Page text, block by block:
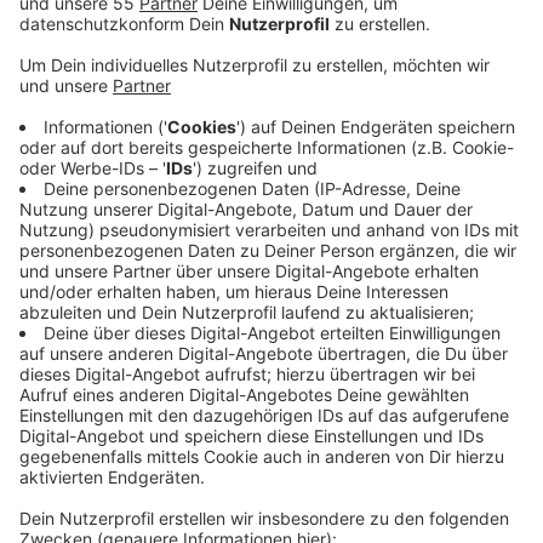
Anzeige
Die gemeinnützige Gesellschaft der Franziskanerinnen
zu Olpe hat angekündigt, zu prüfen, die medizinischen
Schwerpunkte der Langenfelder und Hildener Kliniken
zusammenzuführen. Eine Entscheidung darüber soll es
bis Ende November geben. Die GFO ist bereits
Trägerin des Langenfelder Krankenhauses. Sie komme
damit einer Bitte des NRW-Gesundheitsministeriums
nach, heißt es in einer gemeinsamen Mitteilung mit der
insolventen Kplus Gruppe. Sie hatte als bisherige
Trägerin angekündigt, die Kliniken in Hilden, Haan und
Solingen-Ohligs aufzugeben. Vom CDU Kreisverband
Mettmann heißt es, man sei unendlich froh über diese
Perspektive für das Haaner Krankenhaus einbringen.